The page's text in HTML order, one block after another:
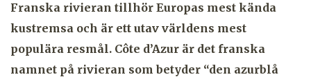
Franska rivieran tillhör Europas mest kända
kustremsa och är ett utav världens mest
populära resmål. Côte d’Azur är det franska
namnet på rivieran som betyder “den azurblå